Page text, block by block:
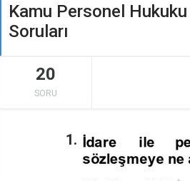
Kamu Personel Hukuku
Soruları
20
SORU
1.